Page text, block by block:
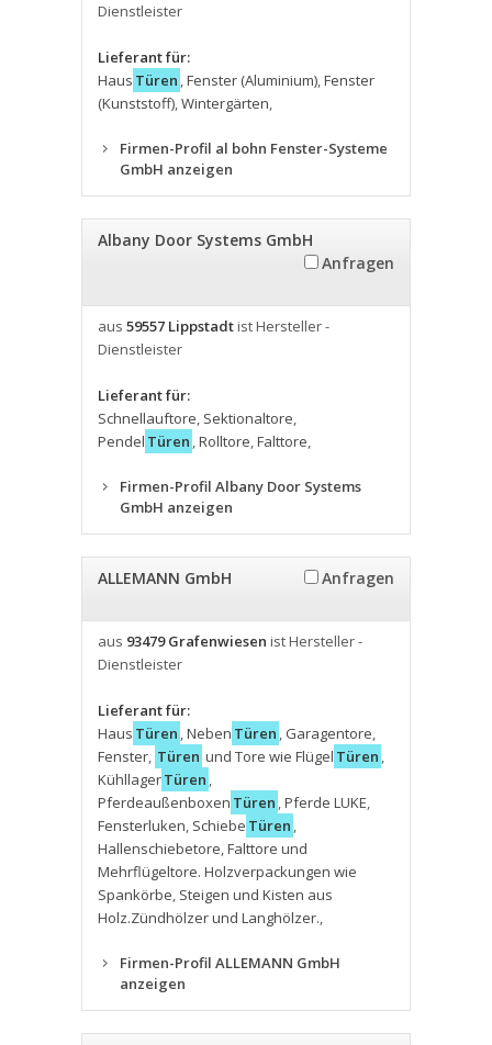
Dienstleister
Lieferant für:
Haus Türen ,Fenster (Aluminium),Fenster
(Kunststoff),Wintergärten,
Firmen-Profil al bohn Fenster-Systeme
GmbH anzeigen
Albany Door Systems GmbH
Anfragen
aus 59557 Lippstadtist Hersteller -
Dienstleister
Lieferant für:
Schnellauftore, Sektionaltore,
Pendel Türen ,Rolltore,Falttore,
Firmen-Profil Albany Door Systems
GmbH anzeigen
ALLEMANN GmbH Anfragen
aus 93479 Grafenwiesen ist Hersteller -
Dienstleister
Lieferant für:
Haus Türen ,Neben Türen , Garagentore,
Fenster, Türen und Tore wie Flügel Türen ,
KühllagerTüren ,
Pferdeaußenboxen Türen ,Pferde LUKE,
Fensterluken, Schiebe Türen ,
Hallenschiebetore,Falttore und
Mehrflügeltore. Holzverpackungen wie
Spankörbe, Steigen und Kisten aus
Holz.Zündhölzer und Langhölzer.,
Firmen-Profil ALLEMANN GmbH
anzeigen